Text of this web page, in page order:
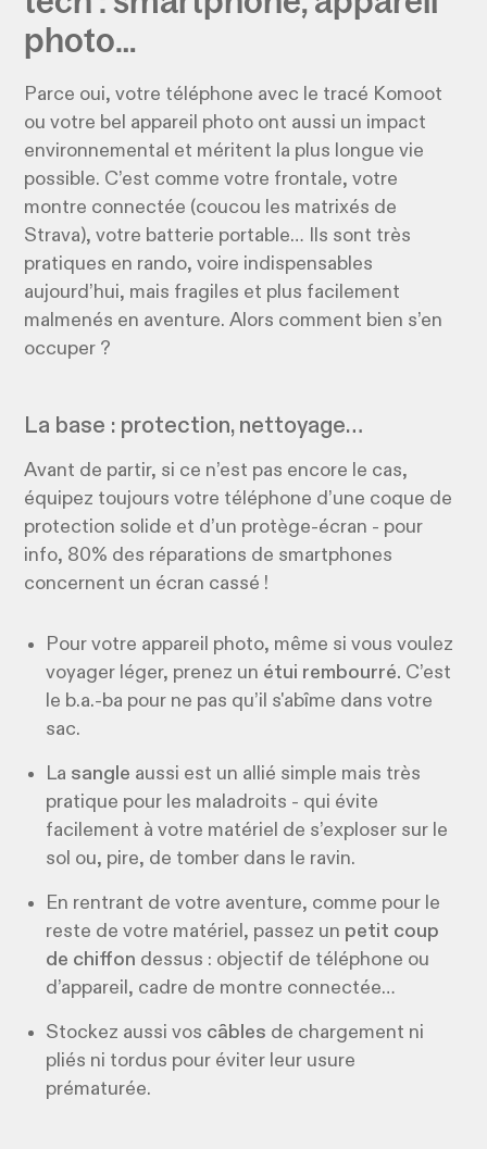
photo…
Parce oui, votre téléphone avec le tracé Komoot
ou votre bel appareil photo ont aussi un impact
environnemental et méritent la plus longue vie
possible. C’est comme votre frontale, votre
montre connectée (coucou les matrixés de
Strava), votre batterie portable… Ils sont très
pratiques en rando, voire indispensables
aujourd’hui, mais fragiles et plus facilement
malmenés en aventure. Alors comment bien s’en
occuper ?
La base : protection, nettoyage…
Avant de partir, si ce n’est pas encore le cas,
équipez toujours votre téléphone d’une coque de
protection solide et d’un protège-écran - pour
info, 80% des réparations de smartphones
concernent un écran cassé !
Pour votre appareil photo, même si vous voulez
voyager léger, prenez un étui rembourré. C’est
le b.a.-ba pour ne pas qu’il s'abîme dans votre
sac.
La sangle aussi est un allié simple mais très
pratique pour les maladroits - qui évite
facilement à votre matériel de s’exploser sur le
sol ou, pire, de tomber dans le ravin.
En rentrant de votre aventure, comme pour le
reste de votre matériel, passez un petit coup
de chiffon dessus : objectif de téléphone ou
d’appareil, cadre de montre connectée…
Stockez aussi vos câbles de chargement ni
pliés ni tordus pour éviter leur usure
prématurée.